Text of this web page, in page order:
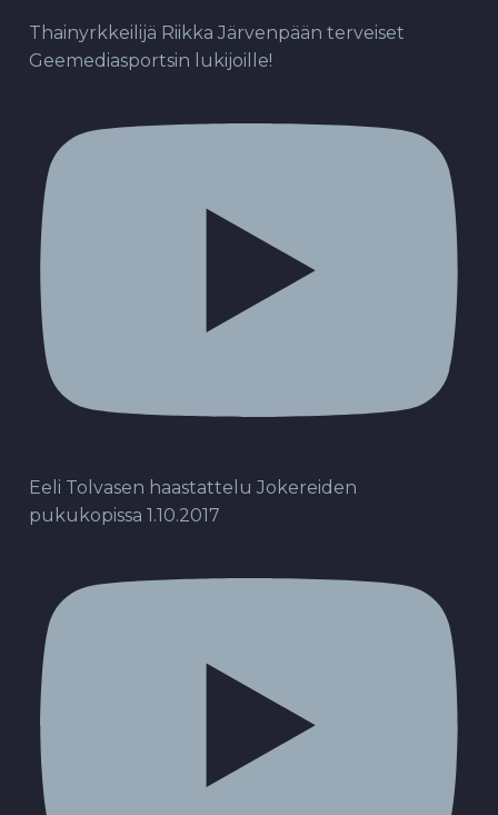
Thainyrkkeilijä Riikka Järvenpään terveiset
Geemediasportsin lukijoille!
Eeli Tolvasen haastattelu Jokereiden
pukukopissa 1.10.2017